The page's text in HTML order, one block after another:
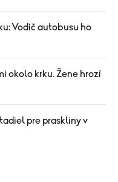
Vodič autobusu ho
okolo krku. Žene hrozí
pre praskliny v